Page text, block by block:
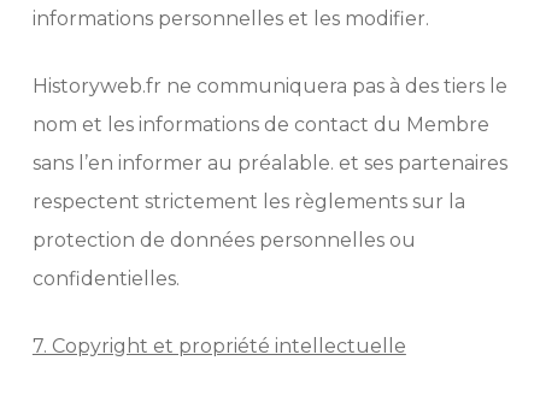
informations personnelles et les modifier.
Historyweb.fr ne communiquera pas à des tiers le
nom et les informations de contact du Membre
sans l’en informer au préalable. et ses partenaires
respectent strictement les règlements sur la
protection de données personnelles ou
confidentielles.
7. Copyright et propriété intellectuelle